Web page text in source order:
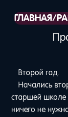
ГЛАВНАЯ/
Второй год.
Начались
старшей школе
ничего не